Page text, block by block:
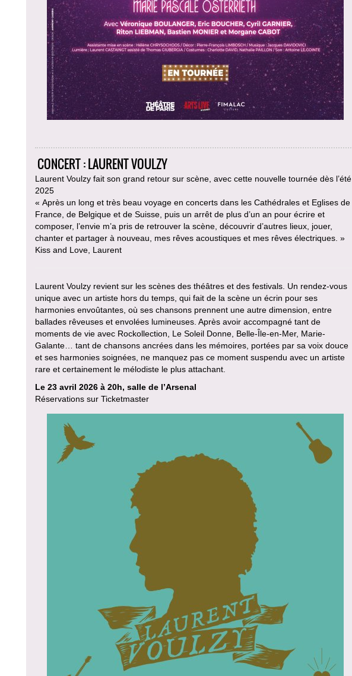
CONCERT : LAURENT VOULZY
Laurent Voulzy fait son grand retour sur scène, avec cette nouvelle tournée dès l’été
2025
« Après un long et très beau voyage en concerts dans les Cathédrales et Eglises de
France, de Belgique et de Suisse, puis un arrêt de plus d’un an pour écrire et
composer, l’envie m’a pris de retrouver la scène, découvrir d’autres lieux, jouer,
chanter et partager à nouveau, mes rêves acoustiques et mes rêves électriques. »
Kiss and Love, Laurent
Laurent Voulzy revient sur les scènes des théâtres et des festivals. Un rendez-vous
unique avec un artiste hors du temps, qui fait de la scène un écrin pour ses
harmonies envoûtantes, où ses chansons prennent une autre dimension, entre
ballades rêveuses et envolées lumineuses. Après avoir accompagné tant de
moments de vie avec Rockollection, Le Soleil Donne, Belle-Île-en-Mer, Marie-
Galante… tant de chansons ancrées dans les mémoires, portées par sa voix douce
et ses harmonies soignées, ne manquez pas ce moment suspendu avec un artiste
rare et certainement le mélodiste le plus attachant.
Le 23 avril 2026 à 20h, salle de l’Arsenal
Réservations sur Ticketmaster